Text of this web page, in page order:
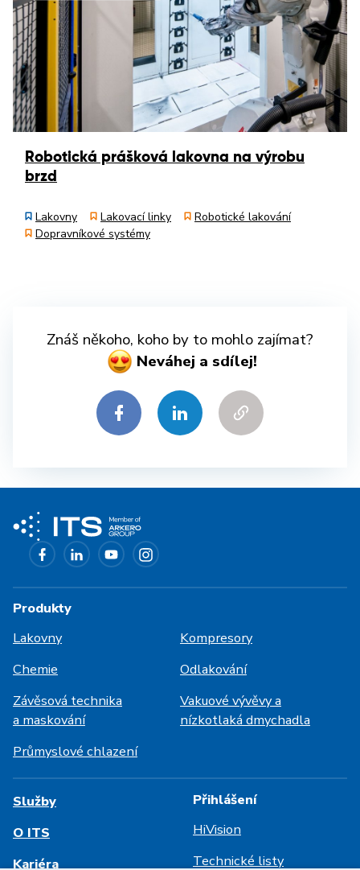
Robotická prášková lakovna na výrobu
brzd
Lakovny Lakovací linky
Robotické lakování
Dopravníkové systémy
Znáš někoho, koho by to mohlo zajímat?
Neváhej a sdílej!
Produkty
Lakovny
Kompresory
Chemie
Odlakování
Závěsová technika
a maskování
Vakuové vývěvy a
nízkotlaká dmychadla
Průmyslové chlazení
Služby
O ITS
Kariéra
Přihlášení
HiVision
Technické listy